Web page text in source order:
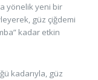
yönelik yeni bir
güz çiğdemi
kadar etkin
kadarıyla, güz